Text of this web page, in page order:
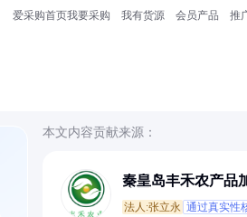
爱采购首页我要采购 我有货源 会员产品 推
本文内容贡献来源：
秦皇岛丰禾农产品
法人:张立永 通过真实性